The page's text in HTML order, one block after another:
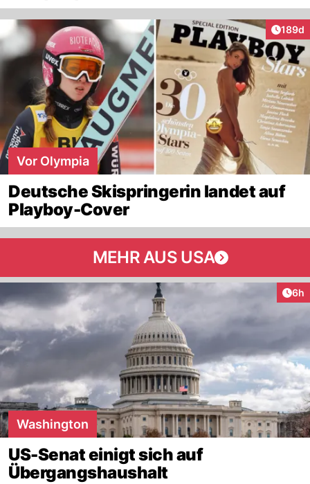
189d
Vor Olympia
Deutsche Skispringerin landet auf
Playboy-Cover
MEHR AUS USA
6h
Washington
US-Senat einigt sich auf
Übergangshaushalt